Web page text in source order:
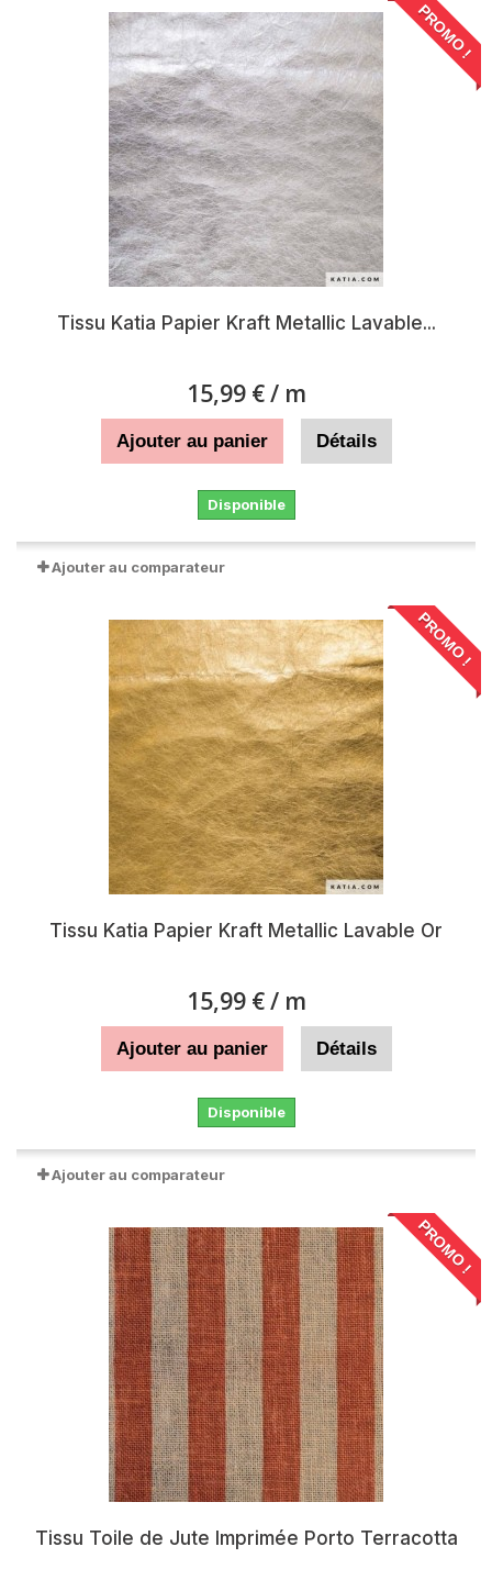
PROMO !
Tissu Katia Papier Kraft Metallic Lavable...
15,99 €/ m
Ajouter au panier Détails
Disponible
Ajouter au comparateur
PROMO !
Tissu Katia Papier Kraft Metallic Lavable Or
15,99 €/ m
Ajouter au panier Détails
Disponible
Ajouter au comparateur
PROMO !
Tissu Toile de Jute Imprimée Porto Terracotta